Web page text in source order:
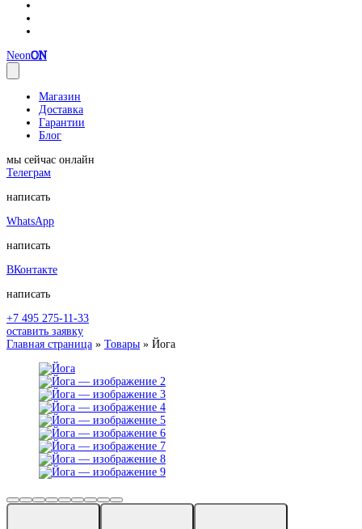
NeonON
Магазин
Доставка
Гарантии
Блог
мы сейчас онлайн
Телеграм
написать
WhatsApp
написать
ВКонтакте
написать
+7 495 275-11-33
оставить заявку
Главная страница » Товары » Йога